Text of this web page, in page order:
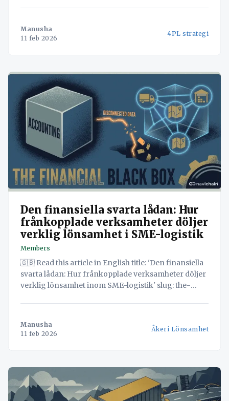
intelligent dataplattform kan vara avgörande för din
Manusha
11 feb 2026
4PL strategi
Den finansiella svarta lådan: Hur
frånkopplade verksamheter döljer
verklig lönsamhet i SME-logistik
Members
🇬🇧 Read this article in English title: 'Den finansiella
svarta lådan: Hur frånkopplade verksamheter döljer
verklig lönsamhet inom SME-logistik' slug: the-
targetPersona: Logistics Managers, Operations
Manusha
11 feb 2026
Åkeri Lönsamhet